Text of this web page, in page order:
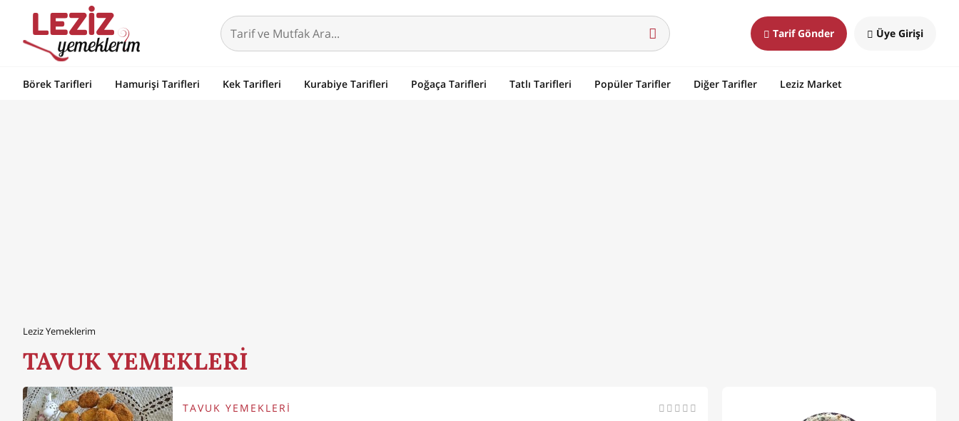
Tarif Gönder Üye Girişi
Börek Tarifleri Hamurişi Tarifleri Kek Tarifleri Kurabiye Tarifleri Poğaça Tarifleri Tatlı Tarifleri Popüler Tarifler Diğer Tarifler Leziz Market
Leziz Yemeklerim
TAVUK YEMEKLERİ
TAVUK YEMEKLERİ